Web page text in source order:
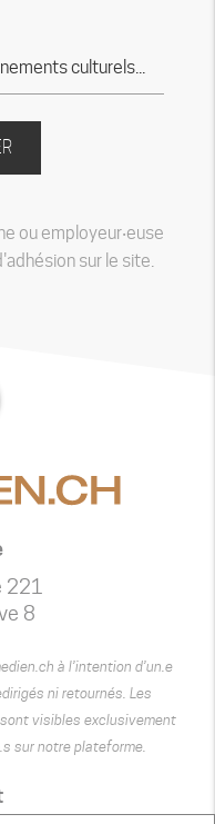
ou employeur‧euse
sur le site.
221
8
à l’intention d’un.e
ni retournés. Les
visibles exclusivement
sur notre plateforme.